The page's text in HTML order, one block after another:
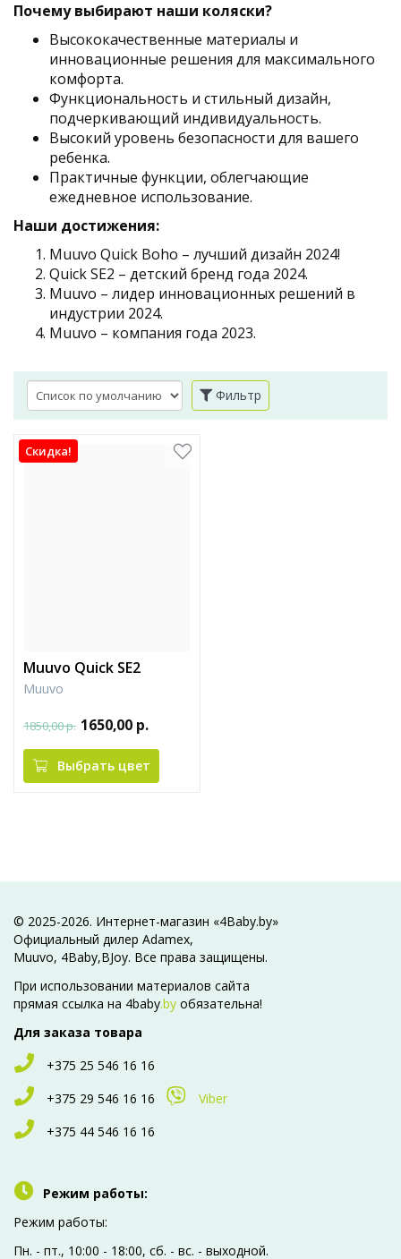
Почему выбирают наши коляски?
Высококачественные материалы и
инновационные решения для максимального
комфорта.
Функциональность и стильный дизайн,
подчеркивающий индивидуальность.
Высокий уровень безопасности для вашего
ребенка.
Практичные функции, облегчающие
ежедневное использование.
Наши достижения:
Muuvo Quick Boho – лучший дизайн 2024!
Quick SE2 – детский бренд года 2024.
Muuvo – лидер инновационных решений в
индустрии 2024.
Muuvo – компания года 2023.
Фильтр
Скидка!
Muuvo Quick SE2
Muuvo
1850,00 р. 1650,00 р.
Выбрать цвет
© 2025-2026. Интернет-магазин «4Baby.by»
Официальный дилер Adamex,
Muuvo, 4Baby,BJoy. Все права защищены.
При использовании материалов сайта
прямая ссылка на 4baby.by обязательна!
Для заказа товара
+375 25 546 16 16
+375 29 546 16 16
Viber
+375 44 546 16 16
Режим работы:
Режим работы:
Пн. - пт., 10:00 - 18:00, сб. - вc. - выходной.